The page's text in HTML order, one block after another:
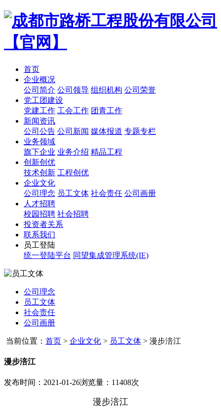
首页
企业概况
公司简介 公司领导 组织机构 公司荣誉
党工团建设
党建工作 工会工作 团青工作
新闻资讯
公司公告 公司新闻 媒体报道 专题专栏
业务领域
旗下企业 业务介绍 精品工程
创新创优
技术创新 工程创优
企业文化
公司理念 员工文体 社会责任 公司画册
人才招聘
校园招聘 社会招聘
投资者关系
联系我们
员工登陆
统一登陆平台 同望集成管理系统(IE)
公司理念
员工文体
社会责任
公司画册
当前位置： 首页 > 企业文化 > 员工文体 > 漫步涪江
漫步涪江
发布时间：2021-01-26浏览量：11408次
漫步涪江